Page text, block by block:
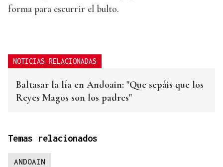
forma para escurrir el bulto.
NOTICIAS RELACIONADAS
Baltasar la lía en Andoain: "Que sepáis que los
Reyes Magos son los padres"
Temas relacionados
ANDOAIN